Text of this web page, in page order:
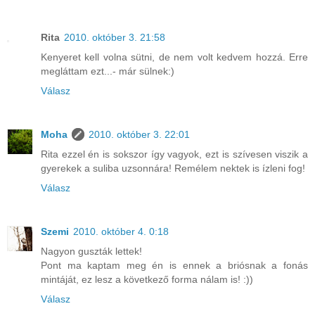
Rita 2010. október 3. 21:58
Kenyeret kell volna sütni, de nem volt kedvem hozzá. Erre
megláttam ezt...- már sülnek:)
Válasz
Moha
2010. október 3. 22:01
Rita ezzel én is sokszor így vagyok, ezt is szívesen viszik a
gyerekek a suliba uzsonnára! Remélem nektek is ízleni fog!
Válasz
Szemi 2010. október 4. 0:18
Nagyon guszták lettek!
Pont ma kaptam meg én is ennek a briósnak a fonás
mintáját, ez lesz a következő forma nálam is! :))
Válasz